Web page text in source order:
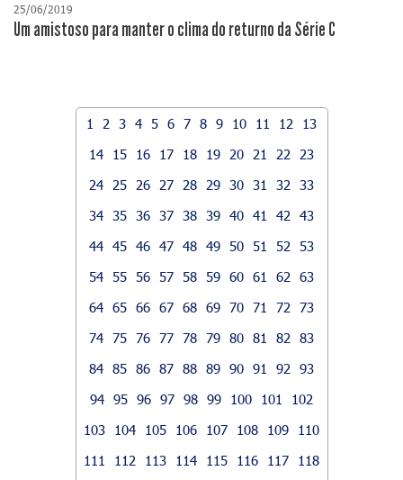
25/06/2019
Um amistoso para manter o clima do returno da Série C
1 2 3 4 5 6 7 8 9 10 11 12
13
14
15 16 17 18 19 20 21 22
23
24
25 26 27 28 29 30 31 32
33
34 35 36 37 38 39 40 41 42
43
44 45 46 47 48 49 50 51 52
53
54 55 56 57 58 59 60 61 62
63
64 65 66 67 68 69 70 71 72
73
74 75 76 77 78 79 80 81 82
83
84 85 86 87 88 89 90 91 92
93
94 95 96 97 98 99 100 101
102
103
104 105 106 107 108 109
110
111
112 113 114 115 116 117
118